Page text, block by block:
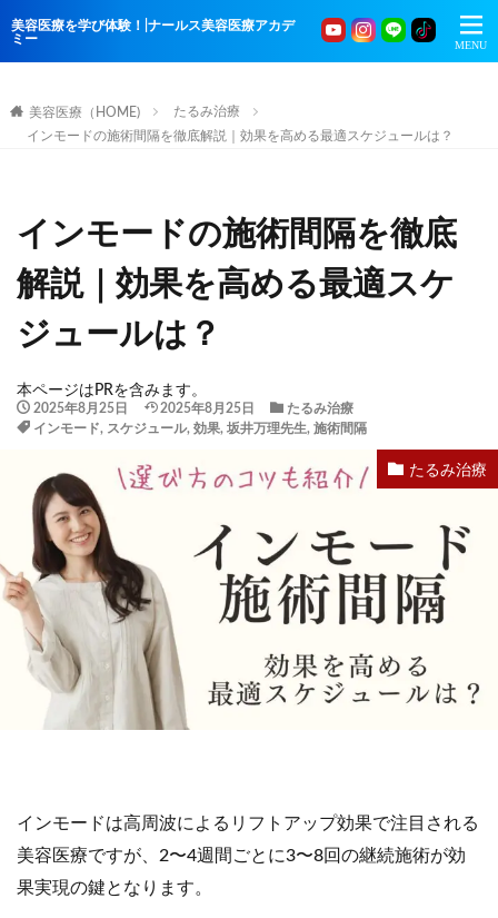
美容医療を学び体験！|ナールス美容医療アカデ
ミー
美容医療（HOME)
たるみ治療
インモードの施術間隔を徹底解説｜効果を高める最適スケジュールは？
インモードの施術間隔を徹底
解説｜効果を高める最適スケ
ジュールは？
本ページはPRを含みます。
2025年8月25日 2025年8月25日
たるみ治療
インモード, スケジュール, 効果, 坂井万理先生, 施術間隔
たるみ治療
インモードは高周波によるリフトアップ効果で注目される
美容医療ですが、2〜4週間ごとに3〜8回の継続施術が効
果実現の鍵となります。